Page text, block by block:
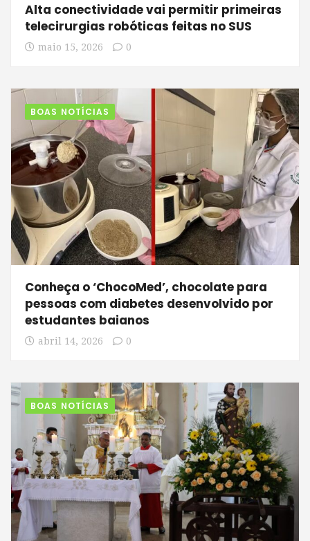
Alta conectividade vai permitir primeiras
telecirurgias robóticas feitas no SUS
maio 15, 2026 0
BOAS NOTÍCIAS
Conheça o ‘ChocoMed’, chocolate para
pessoas com diabetes desenvolvido por
estudantes baianos
abril 14, 2026 0
BOAS NOTÍCIAS